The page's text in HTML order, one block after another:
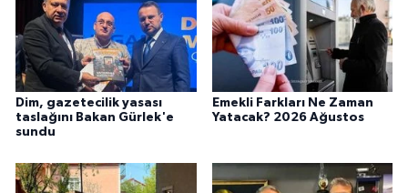
Dim, gazetecilik yasası
taslağını Bakan Gürlek'e
sundu
Emekli Farkları Ne Zaman
Yatacak? 2026 Ağustos